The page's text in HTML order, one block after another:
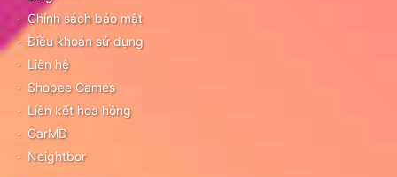
Chính sách bảo mật
Điều khoản sử dụng
Liên hệ
Shopee Games
Liên kết hoa hồng
CarMD
Neightbor